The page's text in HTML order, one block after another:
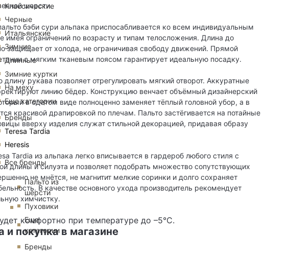
Классические
Черные
Итальянские
Зимние
Длинные
Зимние куртки
На меху
Еще категории
Бренды
Teresa Tardia
Heresis
Все бренды
Пальто из
шерсти
Пуховики
Еще
категории
Бренды
шерсти.
бэби сури альпака приспосабливается ко всем индивидуальным
имея ограничений по возрасту и типам телосложения. Длина до
защищает от холода, не ограничивая свободу движений. Прямой
с мягким тканевым поясом гарантирует идеальную посадку.
рукава позволяет отрегулировать мягкий отворот. Аккуратные
линию бёдер. Конструкцию венчает объёмный дизайнерский
в одетом виде полноценно заменяет тёплый головной убор, а в
красивой драпировкой по плечам. Пальто застёгивается на потайные
вверху изделия служат стильной декорацией, придавая образу
Tardia из альпака легко вписывается в гардероб любого стиля с
длины и силуэта и позволяет подобрать множество сопутствующих
не мнётся, не магнитит мелкие соринки и долго сохраняет
В качестве основного ухода производитель рекомендует
химчистку.
комфортно при температуре до –5°С.
и покупка в магазине